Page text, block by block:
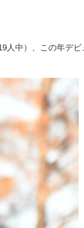
人中）、この年デ